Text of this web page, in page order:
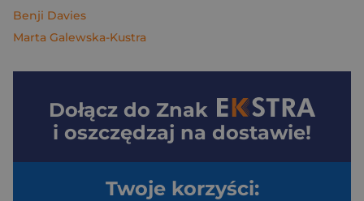
Benji Davies
Marta Galewska-Kustra
Dołącz do Znak
i oszczędzaj na dostawie!
Twoje korzyści: